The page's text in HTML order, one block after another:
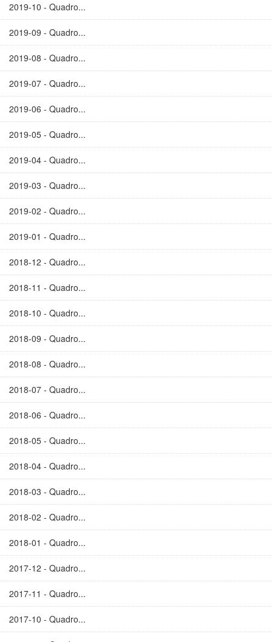
2019-10 - Quadro...
2019-09 - Quadro...
2019-08 - Quadro...
2019-07 - Quadro...
2019-06 - Quadro...
2019-05 - Quadro...
2019-04 - Quadro...
2019-03 - Quadro...
2019-02 - Quadro...
2019-01 - Quadro...
2018-12 - Quadro...
2018-11 - Quadro...
2018-10 - Quadro...
2018-09 - Quadro...
2018-08 - Quadro...
2018-07 - Quadro...
2018-06 - Quadro...
2018-05 - Quadro...
2018-04 - Quadro...
2018-03 - Quadro...
2018-02 - Quadro...
2018-01 - Quadro...
2017-12 - Quadro...
2017-11 - Quadro...
2017-10 - Quadro...